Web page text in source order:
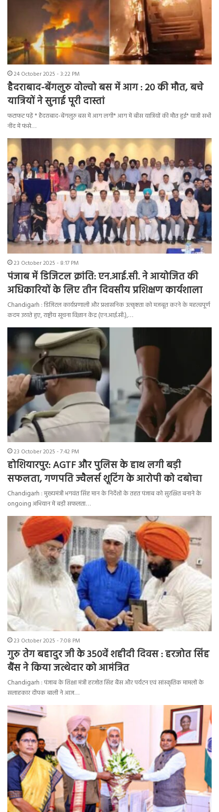
24 October 2025 - 3:22 PM
हैदराबाद-बेंगलुरु वोल्वो बस में आग : 20 की मौत, बचे
यात्रियों ने सुनाई पूरी दास्तां
फटाफट पढ़ें * हैदराबाद-बेंगलुरु बस में आग लगी* आग में बीस यात्रियों की मौत हुई* यात्री सभी
नींद में फंसे…
23 October 2025 - 8:17 PM
पंजाब में डिजिटल क्रांति: एन.आई.सी. ने आयोजित की
अधिकारियों के लिए तीन दिवसीय प्रशिक्षण कार्यशाला
Chandigarh : डिजिटल कार्यप्रणाली और प्रशासनिक उत्कृष्टता को मजबूत करने के महत्वपूर्ण
कदम उठाते हुए, राष्ट्रीय सूचना विज्ञान केंद्र (एन.आई.सी.),…
23 October 2025 - 7:42 PM
होशियारपुर: AGTF और पुलिस के हाथ लगी बड़ी
सफलता, गणपति ज्वैलर्स शूटिंग के आरोपी को दबोचा
Chandigarh : मुख्यमंत्री भगवंत सिंह मान के निर्देशों के तहत पंजाब को सुरक्षित बनाने के
ongoing अभियान में बड़ी सफलता…
23 October 2025 - 7:08 PM
गुरु तेग बहादुर जी के 350वें शहीदी दिवस : हरजोत सिंह
बैंस ने किया जत्थेदार को आमंत्रित
Chandigarh : पंजाब के शिक्षा मंत्री हरजोत सिंह बैंस और पर्यटन एवं सांस्कृतिक मामलों के
सलाहकार दीपक बाली ने आज…